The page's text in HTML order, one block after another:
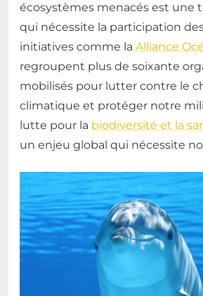
écosystèmes menacés est une
qui nécessite la participation
initiatives comme la Alliance
regroupent plus de soixante
mobilisés pour lutter contre le
climatique et protéger notre
lutte pour la biodiversité et la
un enjeu global qui nécessite